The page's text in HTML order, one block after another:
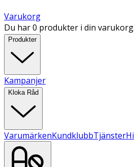
Varukorg
Du har 0 produkter i din varukorg.
Produkter
Kampanjer
Kloka Råd
VarumärkenKundklubbTjänster